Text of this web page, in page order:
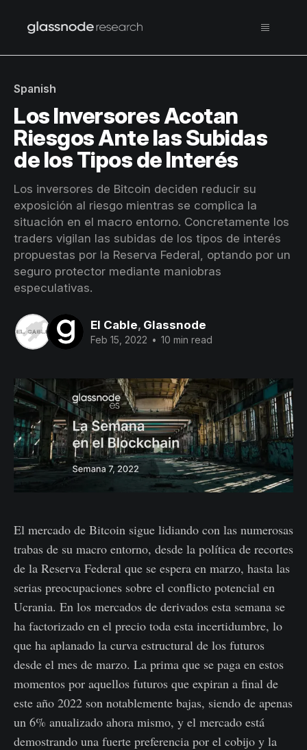
Spanish
Los Inversores Acotan
Riesgos Ante las Subidas
de los Tipos de Interés
Los inversores de Bitcoin deciden reducir su
exposición al riesgo mientras se complica la
situación en el macro entorno. Concretamente los
traders vigilan las subidas de los tipos de interés
propuestas por la Reserva Federal, optando por un
seguro protector mediante maniobras
especulativas.
El Cable, Glassnode
Feb 15, 2022 • 10 min read
El mercado de Bitcoin sigue lidiando con las numerosas
trabas de su macro entorno, desde la política de recortes
de la Reserva Federal que se espera en marzo, hasta las
serias preocupaciones sobre el conflicto potencial en
Ucrania. En los mercados de derivados esta semana se
ha factorizado en el precio toda esta incertidumbre, lo
que ha aplanado la curva estructural de los futuros
desde el mes de marzo. La prima que se paga en estos
momentos por aquellos futuros que expiran a final de
este año 2022 son notablemente bajas, siendo de apenas
un 6% anualizado ahora mismo, y el mercado está
demostrando una fuerte preferencia por el cobijo y la